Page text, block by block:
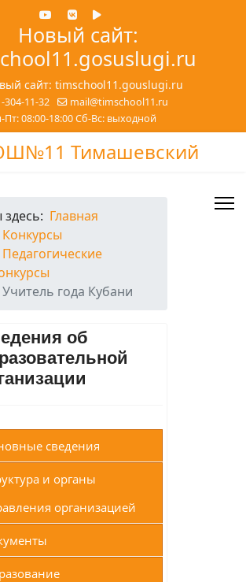
Новый сайт:
304-11-32
mail@timschool11.ru
Пт: 08:00-18:00 Сб-Вс: выходной
здесь: Главная
Конкурсы
Педагогические
Учитель года Кубани
об
сведения
и органы
организацией